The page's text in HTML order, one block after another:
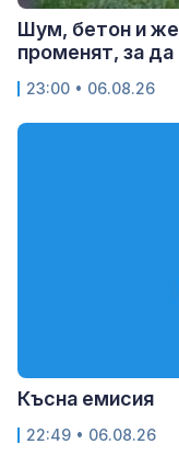
Шум, бетон и
променят, за
23:00 • 06.08.26
Късна емисия
22:49 • 06.08.26